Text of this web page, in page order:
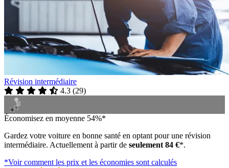
Révision intermédiaire
4.3 (29)
Économisez en moyenne 54%*
Gardez votre voiture en bonne santé en optant pour une révision
intermédiaire. Actuellement à partir de seulement 84 €*.
*Voir comment les prix et les économies sont calculés